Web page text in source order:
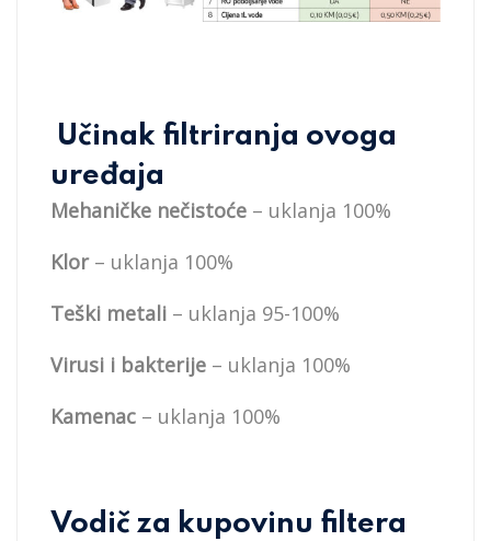
Učinak filtriranja ovoga
uređaja
Mehaničke nečistoće – uklanja 100%
Klor– uklanja 100%
Teški metali – uklanja 95-100%
Virusi i bakterije – uklanja 100%
Kamenac – uklanja 100%
Vodič za kupovinu filtera